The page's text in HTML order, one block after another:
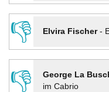
👎
Elvira Fischer-
👎
George La
im Cabrio